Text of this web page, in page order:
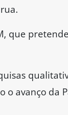
que
o avanço da